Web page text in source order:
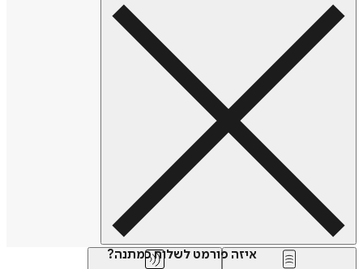
איזה פורמט לשלוח כמתנה?